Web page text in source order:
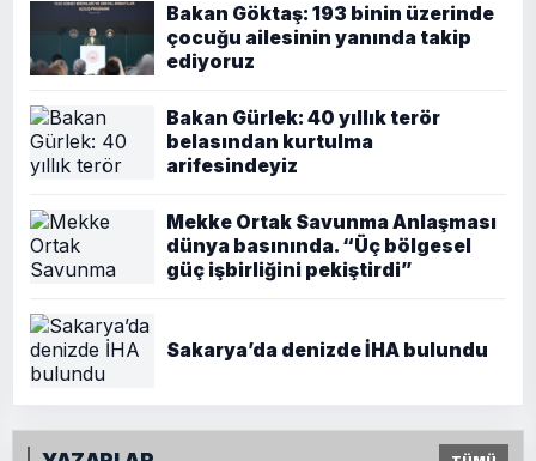
Bakan Göktaş: 193 binin üzerinde
çocuğu ailesinin yanında takip
ediyoruz
Bakan Gürlek: 40 yıllık terör
belasından kurtulma
arifesindeyiz
Mekke Ortak Savunma Anlaşması
dünya basınında. “Üç bölgesel
güç işbirliğini pekiştirdi”
Sakarya’da denizde İHA bulundu